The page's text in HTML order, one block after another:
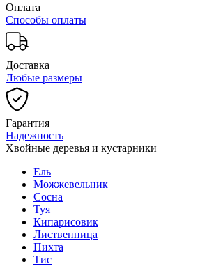
Оплата
Способы оплаты
Доставка
Любые размеры
Гарантия
Надежность
Хвойные деревья и кустарники
Ель
Можжевельник
Сосна
Туя
Кипарисовик
Лиственница
Пихта
Тис